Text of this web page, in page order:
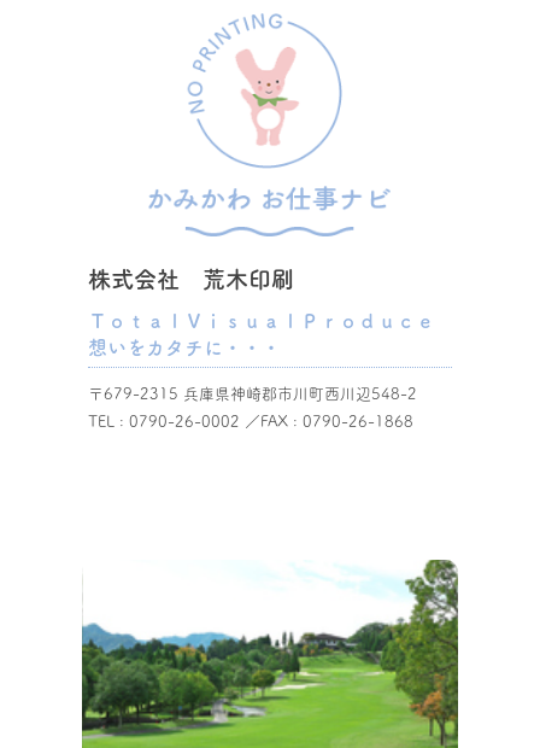
株式会社 荒木印刷
ＴｏｔａｌＶｉｓｕａｌＰｒｏｄｕｃｅ
想いをカタチに・・・
〒679-2315 兵庫県神崎郡市川町西川辺548-2
TEL : 0790-26-0002 ／FAX : 0790-26-1868